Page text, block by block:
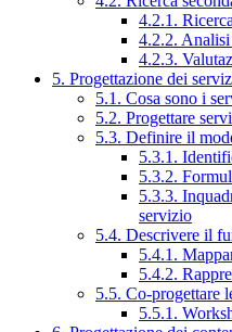
4.2.1.
4.2.2.
4.2.3.
5. Progettazione dei
5.1. Cosa sono i
5.2. Progettare
5.3. Definire il
5.3.1.
5.3.2.
5.3.3.
servizio
5.4. Descrivere il
5.4.1.
5.4.2.
5.5. Co-progettare
5.5.1.